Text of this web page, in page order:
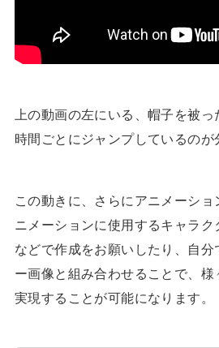
上の動画の左にいる、帽子を被
時間ごとにジャンプしているのが
この動きに、さらにアニメーシ
ニメーションに使用するキャラク
などで作成をお願いしたり、自分
ー画像と組み合わせることで、
実現することが可能になります。